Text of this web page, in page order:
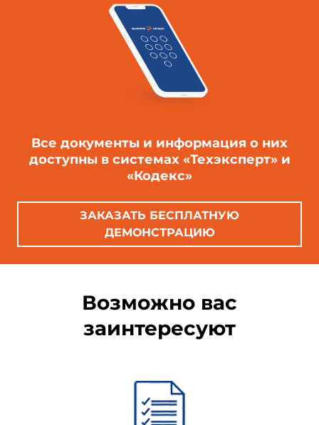
Все документы и информация о них
доступны в системах «Техэксперт» и
«Кодекс»
ЗАКАЗАТЬ БЕСПЛАТНУЮ
ДЕМОНСТРАЦИЮ
Возможно вас
заинтересуют